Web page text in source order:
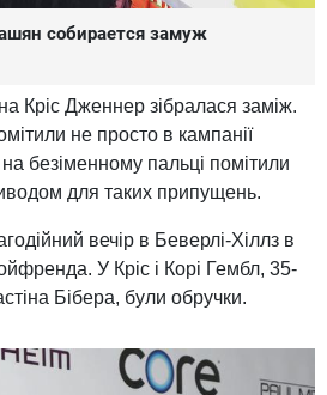
собирается замуж
Кріс Дженнер зібралася заміж.
не просто в кампанії
безіменному пальці помітили
для таких припущень.
вечір в Беверлі-Хіллз в
У Кріс і Корі Гембл, 35-
Бібера, були обручки.